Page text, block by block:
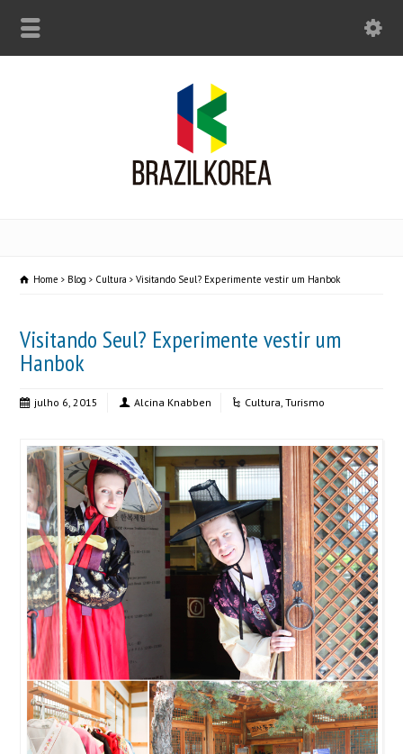
Home Blog Cultura Visitando Seul? Experimente vestir um Hanbok
Visitando Seul? Experimente vestir um
Hanbok
julho 6, 2015 Alcina Knabben Cultura,Turismo